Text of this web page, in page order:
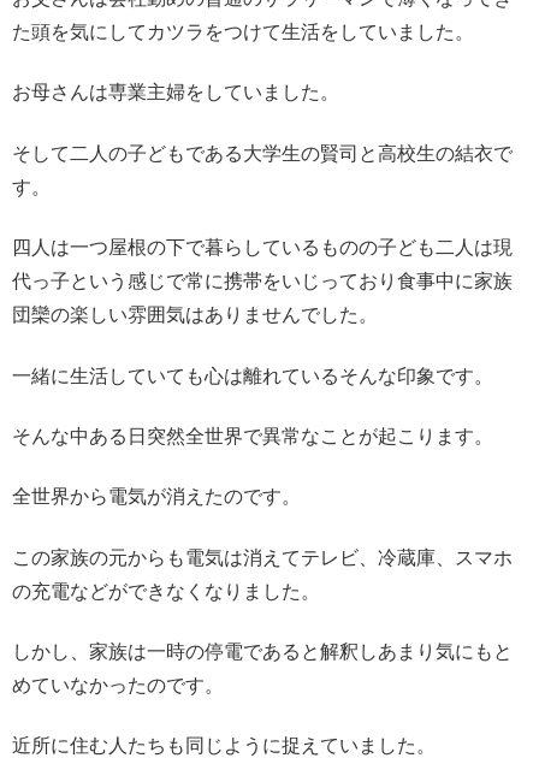
た頭を気にしてカツラをつけて生活をしていました。
お母さんは専業主婦をしていました。
そして二人の子どもである大学生の賢司と高校生の結衣で
す。
四人は一つ屋根の下で暮らしているものの子ども二人は現
代っ子という感じで常に携帯をいじっており食事中に家族
団欒の楽しい雰囲気はありませんでした。
一緒に生活していても心は離れているそんな印象です。
そんな中ある日突然全世界で異常なことが起こります。
全世界から電気が消えたのです。
この家族の元からも電気は消えてテレビ、冷蔵庫、スマホ
の充電などができなくなりました。
しかし、家族は一時の停電であると解釈しあまり気にもと
めていなかったのです。
近所に住む人たちも同じように捉えていました。